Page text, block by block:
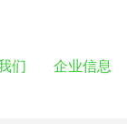
们 企业信息